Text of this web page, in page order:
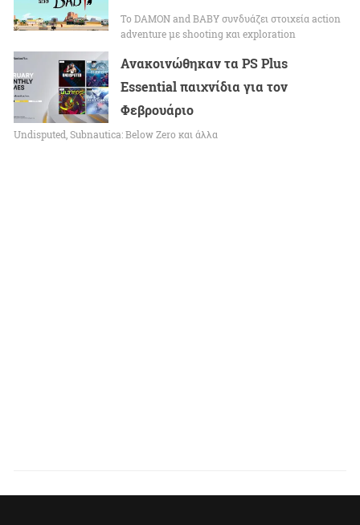
Το DAMON and BABY συνδυάζει στοιχεία action
adventure με shooting και exploration
Ανακοινώθηκαν τα PS Plus
Essential παιχνίδια για τον
Φεβρουάριο
Undisputed, Subnautica: Below Zero και άλλα